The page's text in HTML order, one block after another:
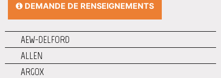
AEW-DELFORD
ALLEN
ARGOX
DEMANDE DE RENSEIGNEMENTS